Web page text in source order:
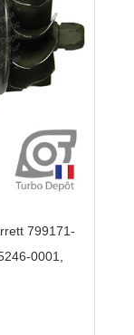
799171-
0001,